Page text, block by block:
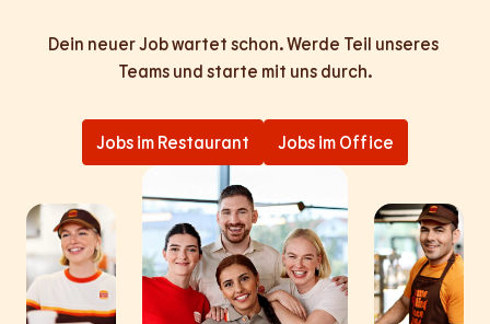
Dein neuer Job wartet schon. Werde Teil unseres
Teams und starte mit uns durch.
Jobs im Restaurant Jobs im Office